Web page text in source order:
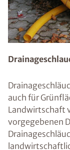
auch für
Landwirtschaft
vorgegebenen